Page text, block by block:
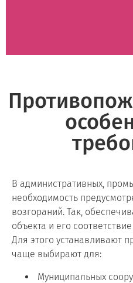
В административных,
необходимость
возгораний. Так,
объекта и его
Для этого устанавливают
чаще выбирают для:
Муниципальных